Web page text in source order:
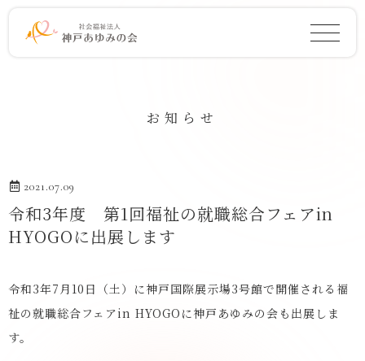
お知らせ
2021.07.09
令和3年度 第1回福祉の就職総合フェアin
HYOGOに出展します
令和3年7月10日（土）に神戸国際展示場3号館で開催される福
祉の就職総合フェアin HYOGOに神戸あゆみの会も出展しま
す。